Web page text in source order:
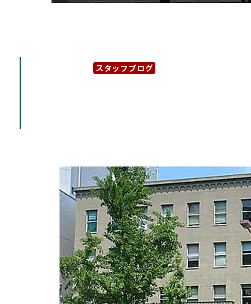
スタッフブログ